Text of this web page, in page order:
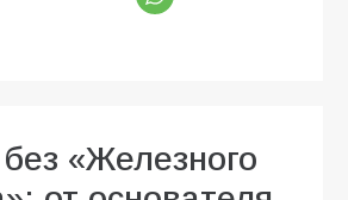
«Железного